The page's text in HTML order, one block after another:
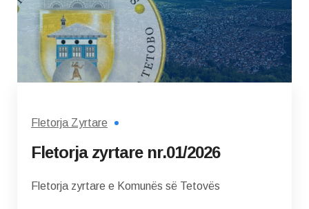
Fletorja Zyrtare
Fletorja zyrtare nr.01/2026
Fletorja zyrtare e Komunës së Tetovës